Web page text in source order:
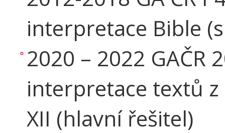
interpretace Bible
2020 – 2022 GAČR
interpretace textů
XII (hlavní řešitel)